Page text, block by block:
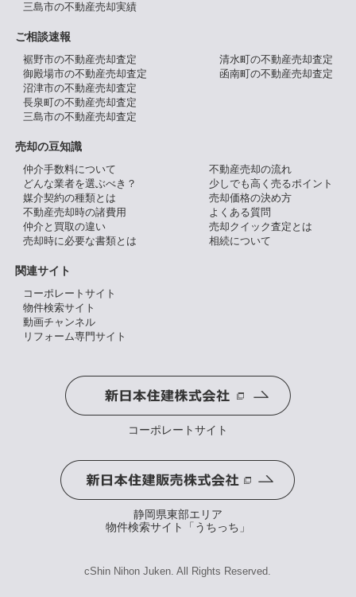
三島市の不動産売却実績
ご相談速報
裾野市の不動産売却査定
御殿場市の不動産売却査定
沼津市の不動産売却査定
長泉町の不動産売却査定
三島市の不動産売却査定
清水町の不動産売却査定
函南町の不動産売却査定
売却の豆知識
仲介手数料について
どんな業者を選ぶべき？
媒介契約の種類とは
不動産売却時の諸費用
仲介と買取の違い
売却時に必要な書類とは
不動産売却の流れ
少しでも高く売るポイント
売却価格の決め方
よくある質問
売却クイック査定とは
相続について
関連サイト
コーポレートサイト
物件検索サイト
動画チャンネル
リフォーム専門サイト
コーポレートサイト
静岡県東部エリア
物件検索サイト「うちっち」
cShin Nihon Juken. All Rights Reserved.